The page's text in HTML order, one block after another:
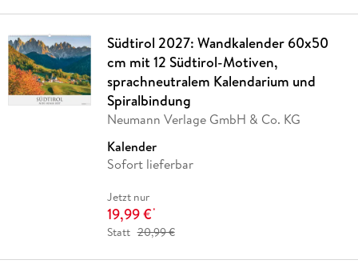
Südtirol 2027: Wandkalender 60x50
cm mit 12 Südtirol-Motiven,
sprachneutralem Kalendarium und
Spiralbindung
Neumann Verlage GmbH & Co. KG
Kalender
Sofort lieferbar
Jetzt nur
19,99 €*
Statt 20,99 €